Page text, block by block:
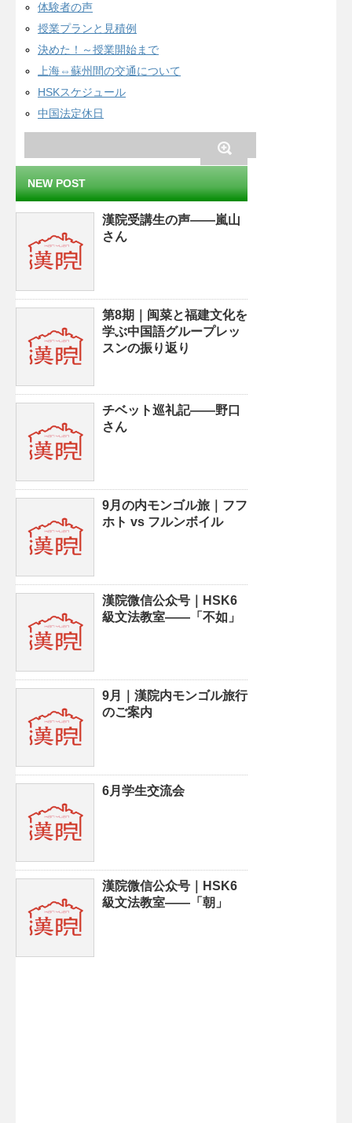
体験者の声
授業プランと見積例
決めた！～授業開始まで
上海⇔蘇州間の交通について
HSKスケジュール
中国法定休日
NEW POST
漢院受講生の声——嵐山
さん
第8期｜闽菜と福建文化を
学ぶ中国語グループレッ
スンの振り返り
チベット巡礼記——野口
さん
9月の内モンゴル旅｜フフ
ホト vs フルンボイル
漢院微信公众号｜HSK6
級文法教室——「不如」
9月｜漢院内モンゴル旅行
のご案内
6月学生交流会
漢院微信公众号｜HSK6
級文法教室——「朝」